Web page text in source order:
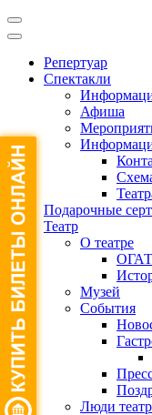
Репертуар
Спектакли
Афиша
Подарочные
Театр
О театре
ОГАТ
Музей
События
Люди